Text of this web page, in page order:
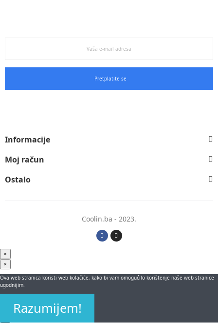
Pretplatite se
Informacije
Moj račun
Ostalo
Coolin.ba - 2023.
×
×
Ova web stranica koristi web kolačiće, kako bi vam omogućilo korištenje naše web stranice
ugodnijim.
Razumijem!